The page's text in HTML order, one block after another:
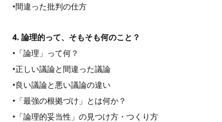
•間違った批判の仕⽅
4. 論理的って、そもそも何のこと？
•「論理」って何？
•正しい議論と間違った議論
•良い議論と悪い議論の違い
•「最強の根拠づけ」とは何か？
•「論理的妥当性」の⾒つけ⽅・つくり⽅